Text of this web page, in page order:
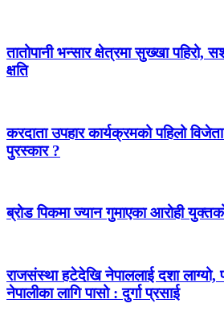
तातोपानी भन्सार क्षेत्रमा सुख्खा पहिरो,
क्षति
करदाता उपहार कार्यक्रमको पहिलो
पुरस्कार ?
ब्रोड पिकमा ज्यान गुमाएका आरोही
राजसंस्था हटेदेखि नेपाललाई दशा
नेपालीका लागि पासो : दुर्गा प्रसाई